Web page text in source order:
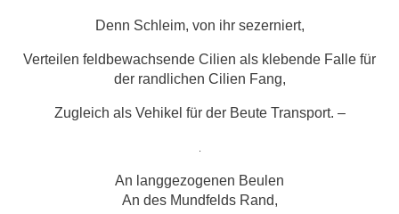
Denn Schleim, von ihr sezerniert,
Verteilen feldbewachsende Cilien als klebende Falle für
der randlichen Cilien Fang,
Zugleich als Vehikel für der Beute Transport. –
An langgezogenen Beulen
An des Mundfelds Rand,